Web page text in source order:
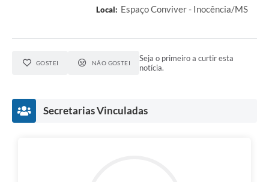
Local: Espaço Conviver - Inocência/MS
GOSTEI NÃO GOSTEI
Seja o primeiro a curtir esta
notícia.
Secretarias Vinculadas